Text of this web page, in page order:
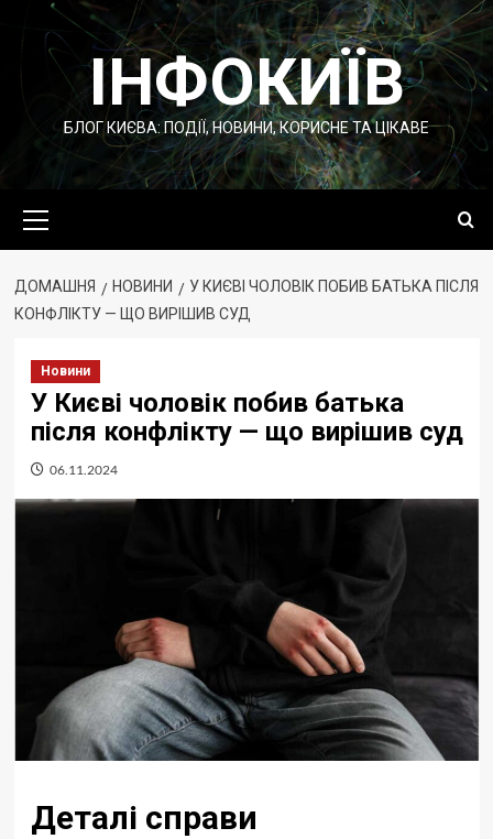
Перейти
ІНФОКИЇВ
БЛОГ КИЄВА: ПОДІЇ, НОВИНИ, КОРИСНЕ ТА ЦІКАВЕ
меню
ДОМАШНЯ НОВИНИ
У КИЄВІ ЧОЛОВІК ПОБИВ БАТЬКА ПІСЛЯ
КОНФЛІКТУ — ЩО ВИРІШИВ СУД
Новини
У Києві чоловік побив батька
після конфлікту — що вирішив суд
06.11.2024
Деталі справи